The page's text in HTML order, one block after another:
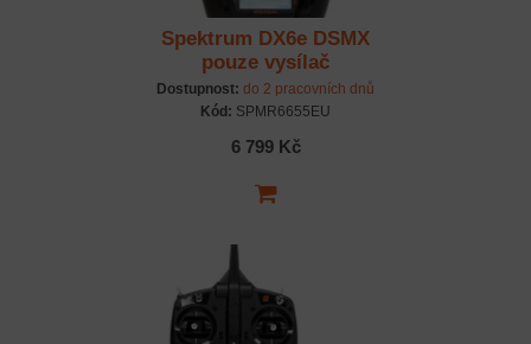
Spektrum DX6e DSMX
pouze vysílač
Dostupnost: do 2 pracovních dnů
Kód: SPMR6655EU
6 799 Kč